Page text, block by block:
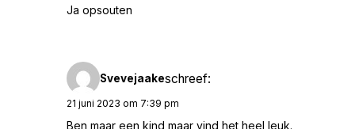
Ja opsouten
Svevejaakeschreef:
21 juni 2023 om 7:39 pm
Ben maar een kind maar vind het heel leuk.